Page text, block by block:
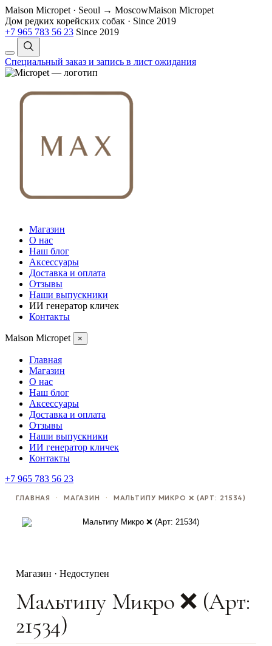
Maison Micropet · Seoul → MoscowMaison Micropet
Дом редких корейских собак · Since 2019
+7 965 783 56 23 Since 2019
Специальный заказ и запись в лист ожидания
Магазин
О нас
Наш блог
Аксессуары
Доставка и оплата
Отзывы
Наши выпускники
ИИ генератор кличек
Контакты
Maison Micropet ×
Главная
Магазин
О нас
Наш блог
Аксессуары
Доставка и оплата
Отзывы
Наши выпускники
ИИ генератор кличек
Контакты
+7 965 783 56 23
ГЛАВНАЯ · МАГАЗИН · МАЛЬТИПУ МИКРО ❌ (АРТ: 21534)
Магазин · Недоступен
Мальтипу Микро ❌ (Арт:
21534)